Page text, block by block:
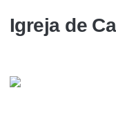
Igreja de